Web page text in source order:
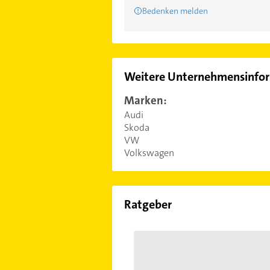
Bedenken melden
Weitere
Marken:
Audi
Skoda
VW
Volkswagen
Ratgeber